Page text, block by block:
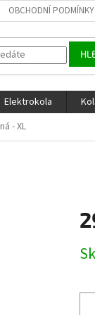
OBCHODNÍ PODMÍNKY
Elektrokola
- XL